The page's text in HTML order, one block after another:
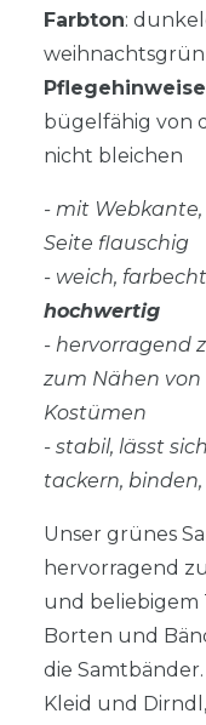
Farbton:
weihnachtsgrün
Pflegehinweise
bügelfähig von
nicht bleichen
- mit Webkante,
Seite flauschig
- weich,
hochwertig
- hervorragend
zum Nähen
Kostümen
- stabil, lässt
tackern,
Unser grünes
hervorragend
und beliebigem
Borten und
die
Kleid und